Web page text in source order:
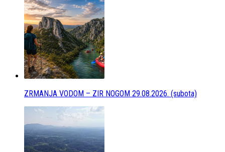
ZRMANJA VODOM – ZIR NOGOM 29.08.2026. (subota)